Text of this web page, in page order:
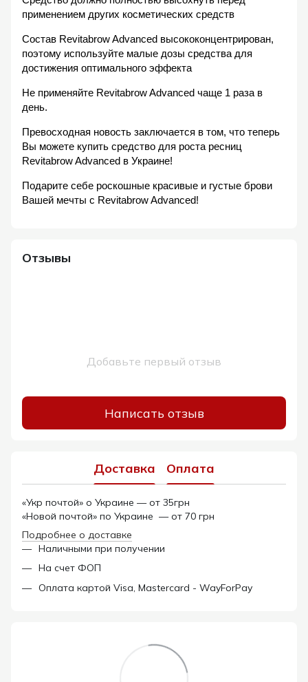
применением других косметических средств
Состав Revitabrow Advanced высококонцентрирован,
поэтому используйте малые дозы средства для
достижения оптимального эффекта
Не применяйте Revitabrow Advanced чаще 1 раза в
день.
Превосходная новость заключается в том, что теперь
Вы можете купить средство для роста ресниц
Revitabrow Advanced в Украине!
Подарите себе роскошные красивые и густые брови
Вашей мечты c Revitabrow Advanced!
Отзывы
Добавьте первый отзыв
Написать отзыв
Доставка Оплата
«Укр почтой» о Украине — от 35грн
«Новой почтой» по Украине — от 70 грн
Подробнее о доставке
Наличными при получении
На счет ФОП
Оплата картой Visa, Mastercard - WayForPay